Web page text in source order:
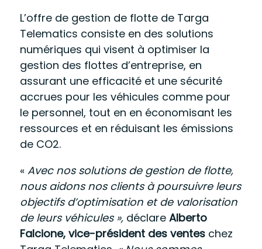
L’offre de gestion de flotte de Targa
Telematics consiste en des solutions
numériques qui visent à optimiser la
gestion des flottes d’entreprise, en
assurant une efficacité et une sécurité
accrues pour les véhicules comme pour
le personnel, tout en en économisant les
ressources et en réduisant les émissions
de CO2.
«Avec nos solutions de gestion de flotte,
nous aidons nos clients à poursuivre leurs
objectifs d’optimisation et de valorisation
de leurs véhicules », déclareAlberto
Falcione, vice-président des ventes chez